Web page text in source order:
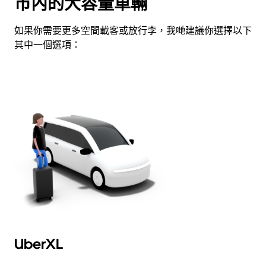
如果你需要更多空間載客或放行李，我哋建議你選擇以下
其中一個選項：
UberXL